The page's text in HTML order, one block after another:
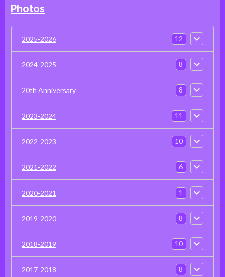
Photos
2025-2026 12
2024-2025 8
20th Anniversary 8
2023-2024 11
2022-2023 10
2021-2022 6
2020-2021 1
2019-2020 8
2018-2019 10
2017-2018 8